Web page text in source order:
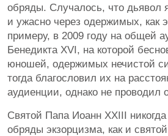
обряды. Случалось, что дьявол
и ужасно через одержимых, как
примеру, в 2009 году на общей
Бенедикта XVI, на которой
юношей, одержимых нечистой
тогда благословил их на
аудиенции, однако не проводил
Святой Папа Иоанн XXIII
обряды экзорцизма, как и